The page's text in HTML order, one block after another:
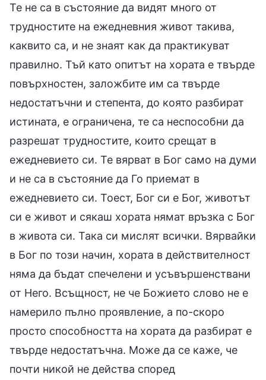
Те не са в състояние да видят много от
трудностите на ежедневния живот такива,
каквито са, и не знаят как да практикуват
правилно. Тъй като опитът на хората е твърде
повърхностен, заложбите им са твърде
недостатъчни и степента, до която разбират
истината, е ограничена, те са неспособни да
разрешат трудностите, които срещат в
ежедневието си. Те вярват в Бог само на думи
и не са в състояние да Го приемат в
ежедневието си. Тоест, Бог си е Бог, животът
си е живот и сякаш хората нямат връзка с Бог
в живота си. Така си мислят всички. Вярвайки
в Бог по този начин, хората в действителност
няма да бъдат спечелени и усъвършенствани
от Него. Всъщност, не че Божието слово не е
намерило пълно проявление, а по-скоро
просто способността на хората да разбират е
твърде недостатъчна. Може да се каже, че
почти никой не действа според